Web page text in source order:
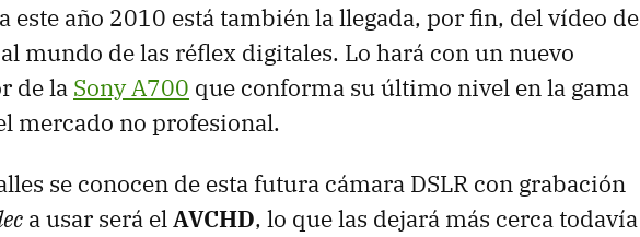
este año 2010 está también la llegada, por fin, del vídeo de
mundo de las réflex digitales. Lo hará con un nuevo
de la Sony A700 que conforma su último nivel en la gama
mercado no profesional.
se conocen de esta futura cámara DSLR con grabación
a usar será elAVCHD, lo que las dejará más cerca todavía